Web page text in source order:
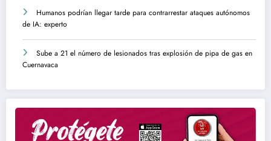
Humanos podrían llegar tarde para contrarrestar ataques autónomos
de IA: experto
Sube a 21 el número de lesionados tras explosión de pipa de gas en
Cuernavaca